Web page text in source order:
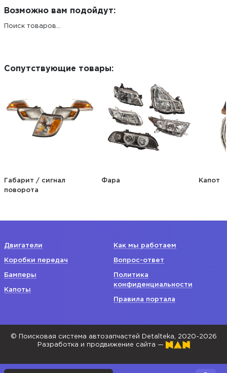
Возможно вам подойдут:
Поиск товаров...
Сопутствующие товары:
Габарит / сигнал
поворота
Фара Капот
Двигатели
Коробки передач
Бамперы
Капоты
Как мы работаем
Вопрос-ответ
Политика
конфиденциальности
Правила портала
© Поисковая система автозапчастей Detalteka, 2020-2026
Разработка и продвижение сайта —